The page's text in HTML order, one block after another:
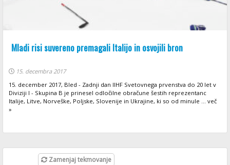
Mladi risi suvereno premagali Italijo in osvojili bron
15. decembra 2017
15. december 2017, Bled - Zadnji dan IIHF Svetovnega prvenstva do 20 let v
Diviziji I - Skupina B je prinesel odločilne obračune šestih reprezentanc
Italije, Litve, Norveške, Poljske, Slovenije in Ukrajine, ki so od minule ... več
»
Zamenjaj tekmovanje